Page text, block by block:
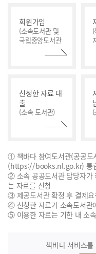
회원가입
(소속도서관 및
국립중앙도서관
신청한 자료 대
출
(소속 도서관)
① 책바다 참여도서관(공공도
(https://books.nl.go.kr) 통
② 소속 공공도서관 담당자가
는 자료를 신청
③ 제공도서관 확정 후 결제
④ 신청한 자료가 소속도서관
⑤ 이용한 자료는 기한 내 소
책바다 서비스